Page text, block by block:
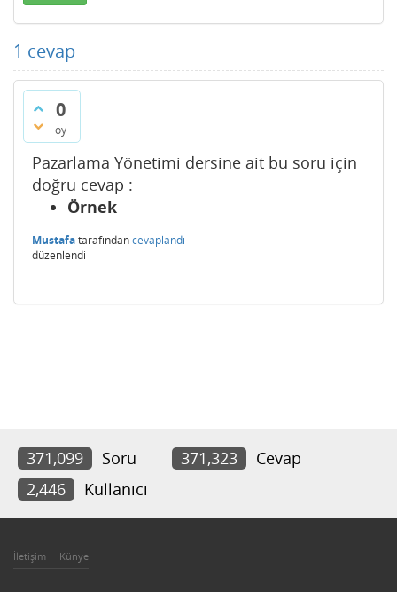
1 cevap
0
oy
Pazarlama Yönetimi dersine ait bu soru için
doğru cevap :
Örnek
Mustafatarafındancevaplandı
düzenlendi
371,099 Soru 371,323
Cevap
2,446
Kullanıcı
İletişim Künye